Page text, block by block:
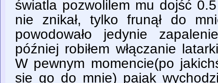
światla pozwolilem mu dojść
nie znikał, tylko frunął do
powodowało jedynie
później robiłem włączanie
W pewnym momencie(po
sie go do mnie) pająk